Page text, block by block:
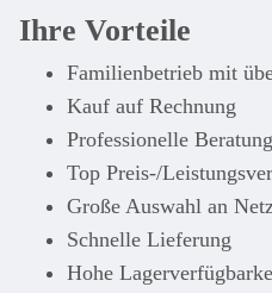
Ihre Vorteile
Familienbetrieb mit
Kauf auf Rechnung
Professionelle Beratung
Top Preis-/
Große Auswahl an
Schnelle Lieferung
Hohe